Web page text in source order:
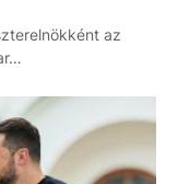
az